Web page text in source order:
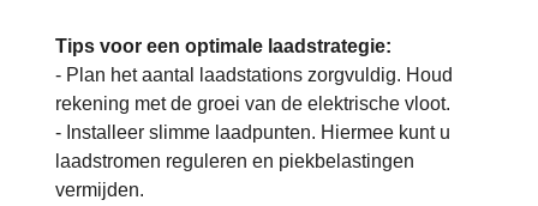
Tips voor een optimale laadstrategie:
- Plan het aantal laadstations zorgvuldig. Houd
rekening met de groei van de elektrische vloot.
- Installeer slimme laadpunten. Hiermee kunt u
laadstromen reguleren en piekbelastingen
vermijden.